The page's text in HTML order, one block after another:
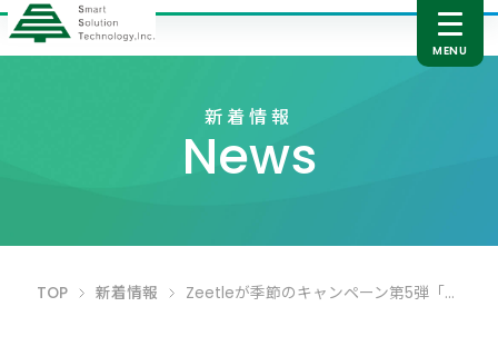
新着情報
News
TOP 新着情報 Zeetleが季節のキャンペーン第5弾「春一番抽選」を開催 人気アイテムが満載のWEBカタログギフト 合計20名様にプレゼント！